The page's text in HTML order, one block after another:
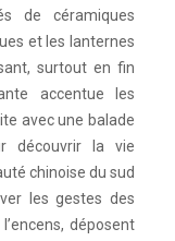
de céramiques
et les lanternes
surtout en fin
accentue les
avec une balade
découvrir la vie
chinoise du sud
les gestes des
déposent